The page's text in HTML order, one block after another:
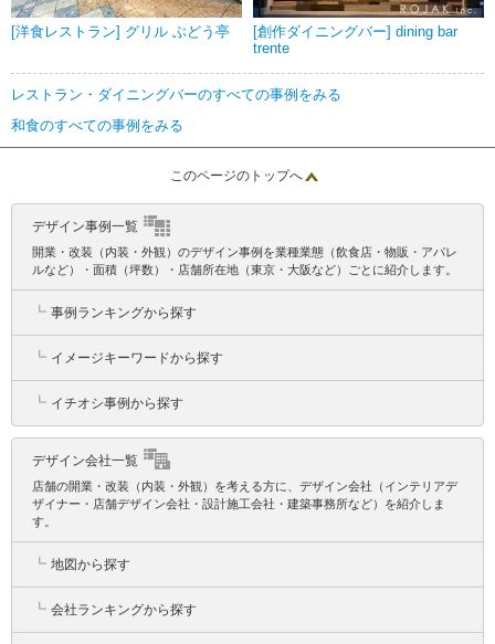
[洋食レストラン] グリル ぶどう亭
[創作ダイニングバー] dining bar
trente
レストラン・ダイニングバーのすべての事例をみる
和食のすべての事例をみる
このページのトップへ
デザイン事例一覧
開業・改装（内装・外観）のデザイン事例を業種業態（飲食店・物販・アパレ
ルなど）・面積（坪数）・店舗所在地（東京・大阪など）ごとに紹介します。
┗ 事例ランキングから探す
┗ イメージキーワードから探す
┗ イチオシ事例から探す
デザイン会社一覧
店舗の開業・改装（内装・外観）を考える方に、デザイン会社（インテリアデ
ザイナー・店舗デザイン会社・設計施工会社・建築事務所など）を紹介しま
す。
┗ 地図から探す
┗ 会社ランキングから探す